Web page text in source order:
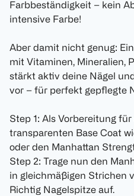
Farbbeständigkeit – kein
intensive Farbe!
Aber damit nicht genug:
mit Vitaminen, Mineralien,
stärkt aktiv deine Nägel
vor – für perfekt gepflegte
Step 1: Als Vorbereitung
transparenten Base Coat
oder den Manhattan
Step 2: Trage nun den
in gleichmäßigen Strichen
Richtig Nagelspitze auf.